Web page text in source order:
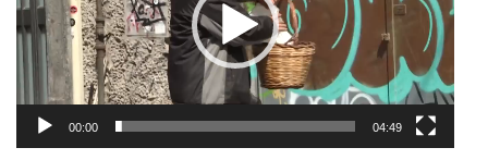
00:00 04:49